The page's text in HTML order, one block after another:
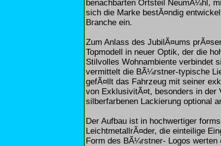
benachbarten Ortsteil NeumÃ¼hl,
sich die Marke bestÃ¤ndig
Branche ein.
Zum Anlass des JubilÃ¤ums
Topmodell in neuer Optik, der die
Stilvolles Wohnambiente verbindet
vermittelt die BÃ¼rstner-typische
gefÃ¤llt das Fahrzeug mit seiner
von ExklusivitÃ¤t, besonders in der
silberfarbenen Lackierung optional
Der Aufbau ist in hochwertiger
LeichtmetallrÃ¤der, die einteilige
Form des BÃ¼rstner- Logos werten